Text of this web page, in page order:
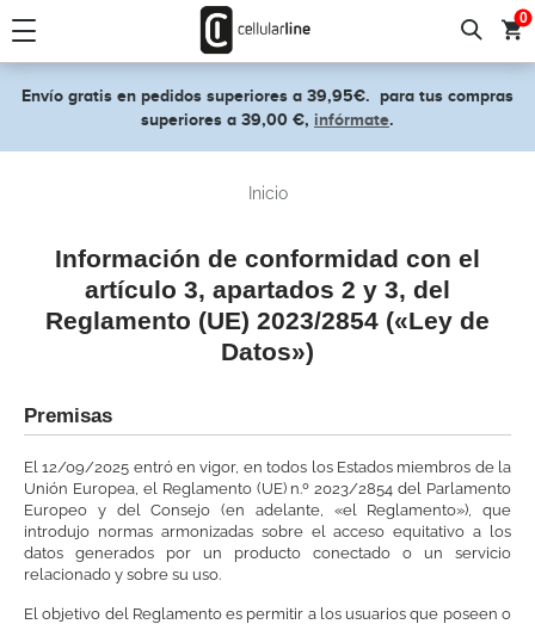
0
Envío gratis en pedidos superiores a 39,95€. para tus compras
superiores a 39,00 €, infórmate.
Inicio
Información de conformidad con el
artículo 3, apartados 2 y 3, del
Reglamento (UE) 2023/2854 («Ley de
Datos»)
Premisas
El 12/09/2025 entró en vigor, en todos los Estados miembros de la
Unión Europea, el Reglamento (UE) n.º 2023/2854 del Parlamento
Europeo y del Consejo (en adelante, «el Reglamento»), que
introdujo normas armonizadas sobre el acceso equitativo a los
datos generados por un producto conectado o un servicio
relacionado y sobre su uso.
El objetivo del Reglamento es permitir a los usuarios que poseen o